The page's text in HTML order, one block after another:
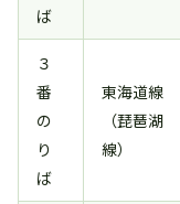
ば
３
番
の
り
ば
東海道線
（琵琶湖
線）